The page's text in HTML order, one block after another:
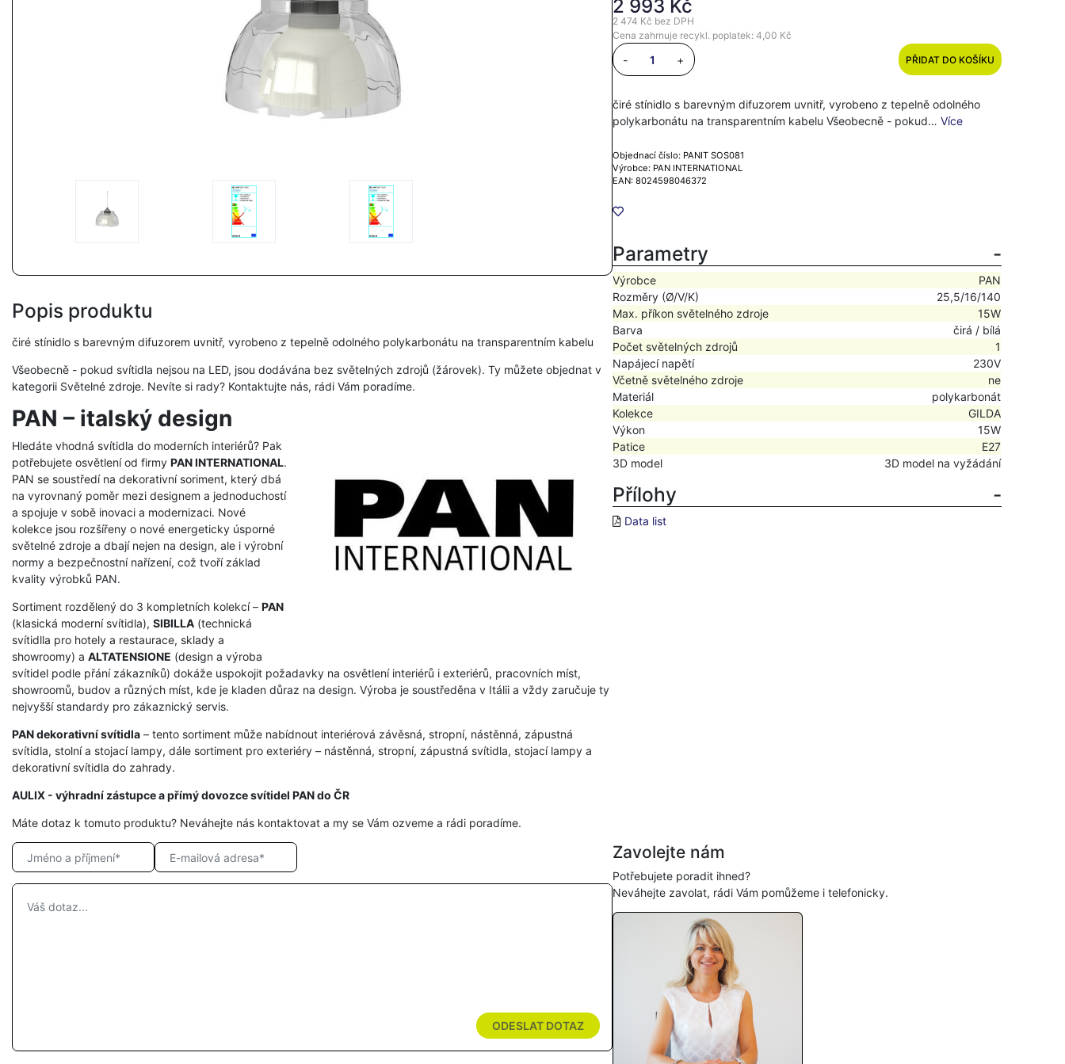
Popis produktu
čiré stínidlo s barevným difuzorem uvnitř, vyrobeno z tepelně odolného polykarbonátu na transparentním kabelu
Všeobecně - pokud svítidla nejsou na LED, jsou dodávána bez světelných zdrojů (žárovek). Ty můžete objednat v
kategorii Světelné zdroje. Nevíte si rady? Kontaktujte nás, rádi Vám poradíme.
PAN – italský design
Hledáte vhodná svítidla do moderních interiérů? Pak
potřebujete osvětlení od firmy PAN INTERNATIONAL.
PAN se soustředí na dekorativní soriment, který dbá
na vyrovnaný poměr mezi designem a jednoduchostí
a spojuje v sobě inovaci a modernizaci. Nové
kolekce jsou rozšířeny o nové energeticky úsporné
světelné zdroje a dbají nejen na design, ale i výrobní
normy a bezpečnostní nařízení, což tvoří základ
kvality výrobků PAN.
Sortiment rozdělený do 3 kompletních kolekcí – PAN
(klasická moderní svítidla), SIBILLA (technická
svítidlla pro hotely a restaurace, sklady a
showroomy) a ALTATENSIONE (design a výroba
svítidel podle přání zákazníků) dokáže uspokojit požadavky na osvětlení interiérů i exteriérů, pracovních míst,
showroomů, budov a různých míst, kde je kladen důraz na design. Výroba je soustředěna v Itálii a vždy zaručuje ty
nejvyšší standardy pro zákaznický servis.
PAN dekorativní svítidla – tento sortiment může nabídnout interiérová závěsná, stropní, nástěnná, zápustná
svítidla, stolní a stojací lampy, dále sortiment pro exteriéry – nástěnná, stropní, zápustná svítidla, stojací lampy a
dekorativní svítidla do zahrady.
AULIX - výhradní zástupce a přímý dovozce svítidel PAN do ČR
2 993 Kč
2 474 Kč bez DPH
Cena zahrnuje recykl. poplatek: 4,00 Kč
- + PŘIDAT DO KOŠÍKU
čiré stínidlo s barevným difuzorem uvnitř, vyrobeno z tepelně odolného
polykarbonátu na transparentním kabelu Všeobecně - pokud…Více
Objednací číslo: PANIT SOS081
Výrobce: PAN INTERNATIONAL
EAN: 8024598046372
Parametry
Výrobce
PAN
Rozměry (Ø/V/K)
25,5/16/140
Max. příkon světelného zdroje
15W
Barva
čirá / bílá
Počet světelných zdrojů
1
Napájecí napětí
230V
Včetně světelného zdroje
ne
Materiál
polykarbonát
Kolekce
GILDA
Výkon
15W
Patice
E27
3D model
3D model na vyžádání
Přílohy
Data list
Máte dotaz k tomuto produktu? Neváhejte nás kontaktovat a my se Vám ozveme a rádi poradíme.
ODESLAT DOTAZ
Zavolejte nám
Potřebujete poradit ihned?
Neváhejte zavolat, rádi Vám pomůžeme i telefonicky.